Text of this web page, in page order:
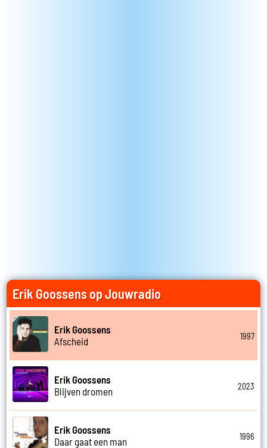
Erik Goossens op Jouwradio
Erik Goossens
Afscheid
1997
Erik Goossens
Blijven dromen
2023
Erik Goossens
Daar gaat een man
1996